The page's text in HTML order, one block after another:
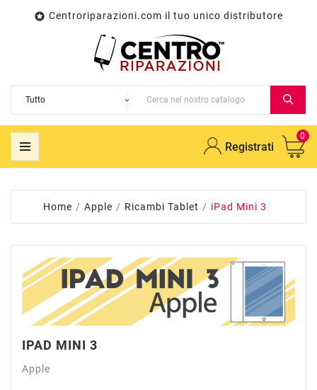
 Centroriparazioni.com il tuo unico distributore
Registrati
0
Home Apple Ricambi Tablet iPad Mini 3
IPAD MINI 3
Apple